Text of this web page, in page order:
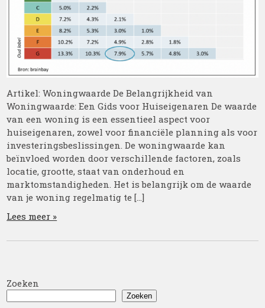
Artikel: Woningwaarde De Belangrijkheid van
Woningwaarde: Een Gids voor Huiseigenaren De waarde
van een woning is een essentieel aspect voor
huiseigenaren, zowel voor financiële planning als voor
investeringsbeslissingen. De woningwaarde kan
beïnvloed worden door verschillende factoren, zoals
locatie, grootte, staat van onderhoud en
marktomstandigheden. Het is belangrijk om de waarde
van je woning regelmatig te […]
Lees meer »
Zoeken
Zoeken